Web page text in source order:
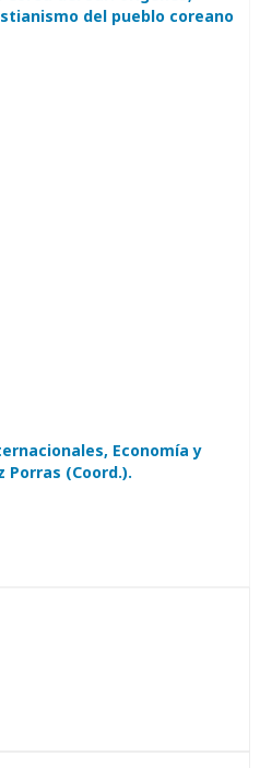
del pueblo coreano
Economía y
Porras (Coord.).